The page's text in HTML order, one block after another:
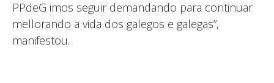
PPdeG imos seguir demandando para continuar
mellorando a vida dos galegos e galegas”,
manifestou.